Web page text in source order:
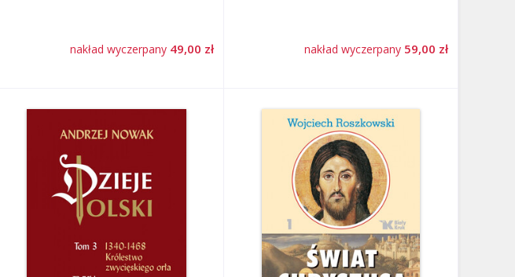
nakład wyczerpany 49,00 zł nakład wyczerpany 59,00 zł